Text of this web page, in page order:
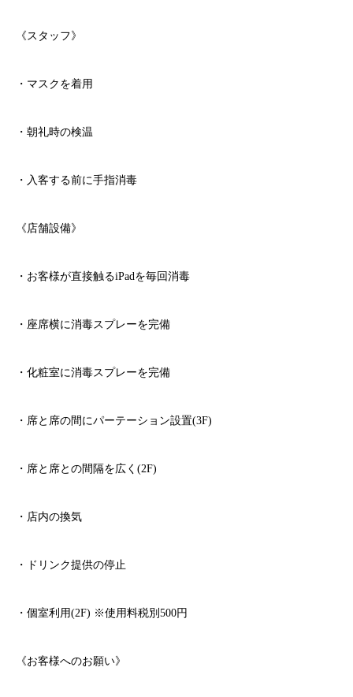
《スタッフ》
・マスクを着用
・朝礼時の検温
・入客する前に手指消毒
《店舗設備》
・お客様が直接触るiPad を毎回消毒
・座席横に消毒スプレーを完備
・化粧室に消毒スプレーを完備
・席と席の間にパーテーション設置(3F)
・席と席との間隔を広く (2F)
・店内の換気
・ドリンク提供の停止
・個室利用(2F) ※使用料税別 500円
《お客様へのお願い》